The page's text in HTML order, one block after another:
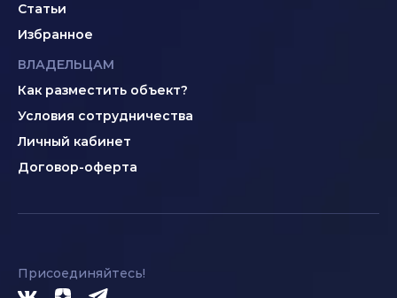
Статьи
Избранное
ВЛАДЕЛЬЦАМ
Как разместить объект?
Условия сотрудничества
Личный кабинет
Договор-оферта
Присоединяйтесь!